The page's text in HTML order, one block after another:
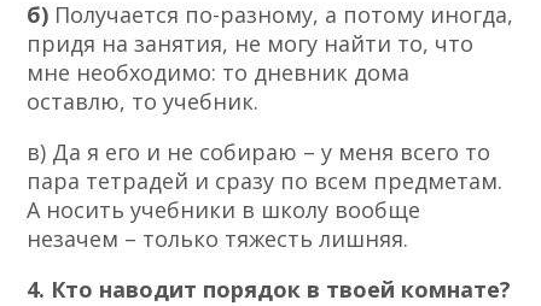
б) Получается по-разному, а потому иногда,
придя на занятия, не могу найти то, что
мне необходимо: то дневник дома
оставлю, то учебник.
в) Да я его и не собираю – у меня всего то
пара тетрадей и сразу по всем предметам.
А носить учебники в школу вообще
незачем – только тяжесть лишняя.
4. Кто наводит порядок в твоей комнате?